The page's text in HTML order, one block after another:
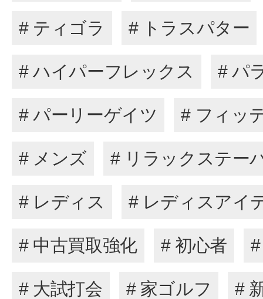
# ティゴラ # トラスパター
# ハイパーフレックス # パ
# パーリーゲイツ # フィッ
# メンズ # リラックステー
# レディス # レディスアイ
# 中古買取強化 # 初心者
# 大試打会 # 家ゴルフ #